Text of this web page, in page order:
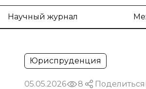
Научный журнал
Юриспруденция
05.05.2026 8 Поделиться